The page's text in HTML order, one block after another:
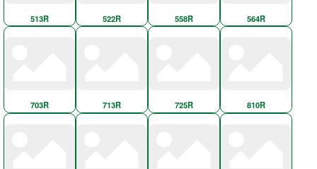
513R 522R 558R 564R
703R 713R 725R 810R